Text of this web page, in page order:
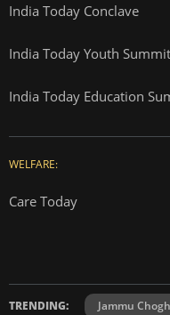
India Today Conclave
India Today Youth Summit
India Today Education
WELFARE:
Care Today
TRENDING: Jammu